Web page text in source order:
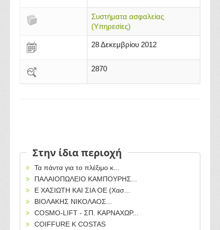
Συστήματα ασφαλείας
(Υπηρεσίες)
28 Δεκεμβρίου 2012
2870
Στην ίδια περιοχή
Τα πάντα για το πλέξιμο κ...
ΠΑΛΑΙΟΠΩΛΕΙΟ ΚΑΜΠΟΥΡΗΣ...
Ε ΧΑΣΙΩΤΗ ΚΑΙ ΣΙΑ ΟΕ (Χασ...
ΒΙΟΛΑΚΗΣ ΝΙΚΟΛΑΟΣ...
COSMO-LIFT - ΣΠ. ΚΑΡΝΑΧΩΡ...
COIFFURE K COSTAS